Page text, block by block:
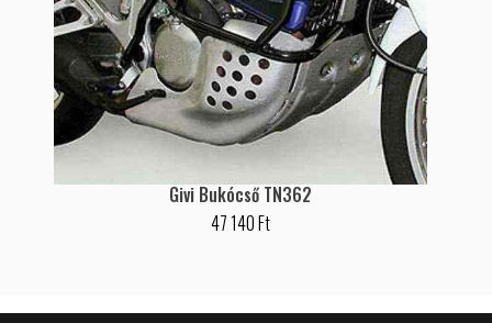
Givi Bukócső TN362
47 140 Ft